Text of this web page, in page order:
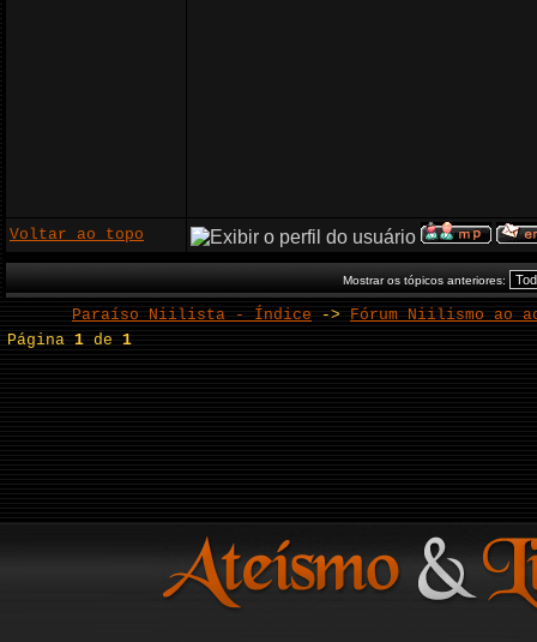
Voltar ao topo
Mostrar os tópicos anteriores:
Paraíso Niilista - Índice -> Fórum Niilismo ao
Página1 de1